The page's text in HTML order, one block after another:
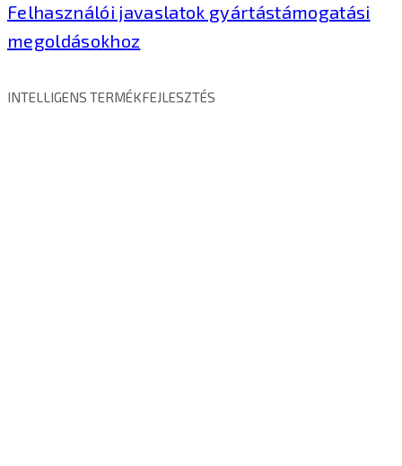
Felhasználói javaslatok gyártástámogatási
megoldásokhoz
INTELLIGENS TERMÉKFEJLESZTÉS